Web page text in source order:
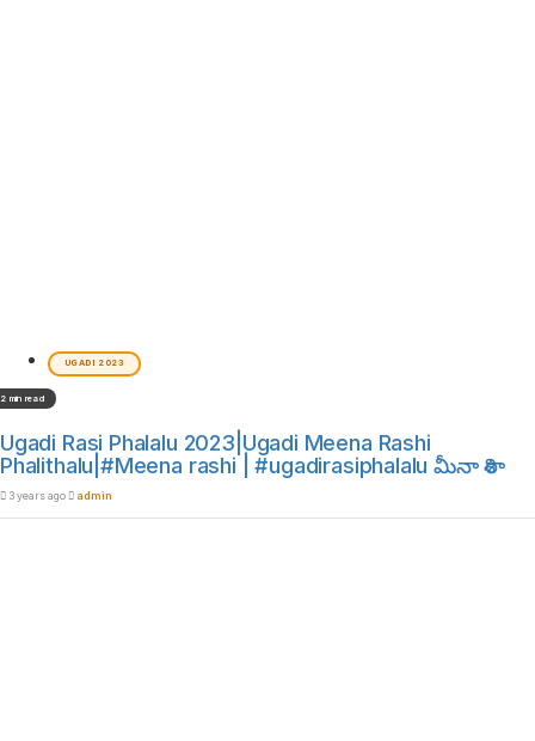
UGADI 2023
2 min read
Ugadi Rasi Phalalu 2023|Ugadi Meena Rashi
Phalithalu|#Meena rashi | #ugadirasiphalalu మీనా రాశి
3 years ago admin